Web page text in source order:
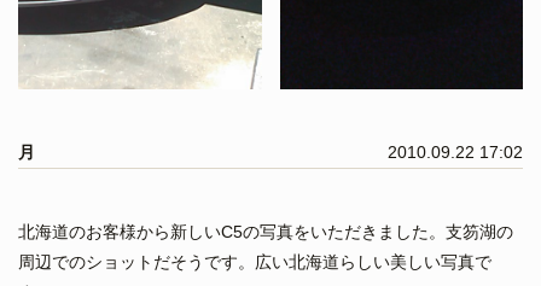
月 2010.09.22 17:02
北海道のお客様から新しいC5の写真をいただきました。支笏湖の
周辺でのショットだそうです。広い北海道らしい美しい写真で